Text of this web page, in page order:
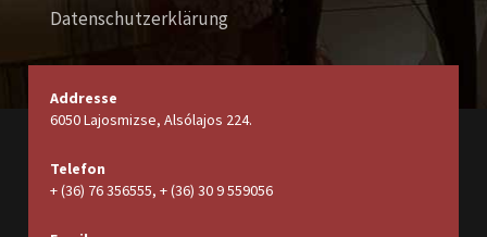
Datenschutzerklärung
Addresse
6050 Lajosmizse, Alsólajos 224.
Telefon
+ (36) 76 356555, + (36) 30 9 559056